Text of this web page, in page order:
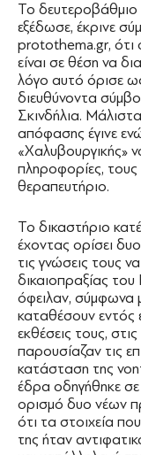
Το δευτεροβάθμιο
εξέδωσε, έκρινε
protothema.gr, ότι
είναι σε θέση να
λόγο αυτό όρισε
διευθύνοντα
Σκινδήλια.
απόφασης έγινε
«Χαλυβουργικής»
πληροφορίες, τους
θεραπευτήριο.
Το δικαστήριο
έχοντας ορίσει
τις γνώσεις τους
δικαιοπραξίας του
όφειλαν, σύμφωνα
καταθέσουν εντός
εκθέσεις τους,
παρουσίαζαν τις
κατάσταση της
έδρα οδηγήθηκε
ορισμό δυο νέων
ότι τα στοιχεία
της ήταν